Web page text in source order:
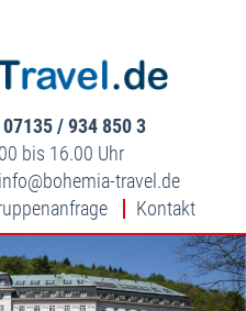
/ 934 850 3
bis 16.00 Uhr
info
bohemia-travel.de
Kontakt